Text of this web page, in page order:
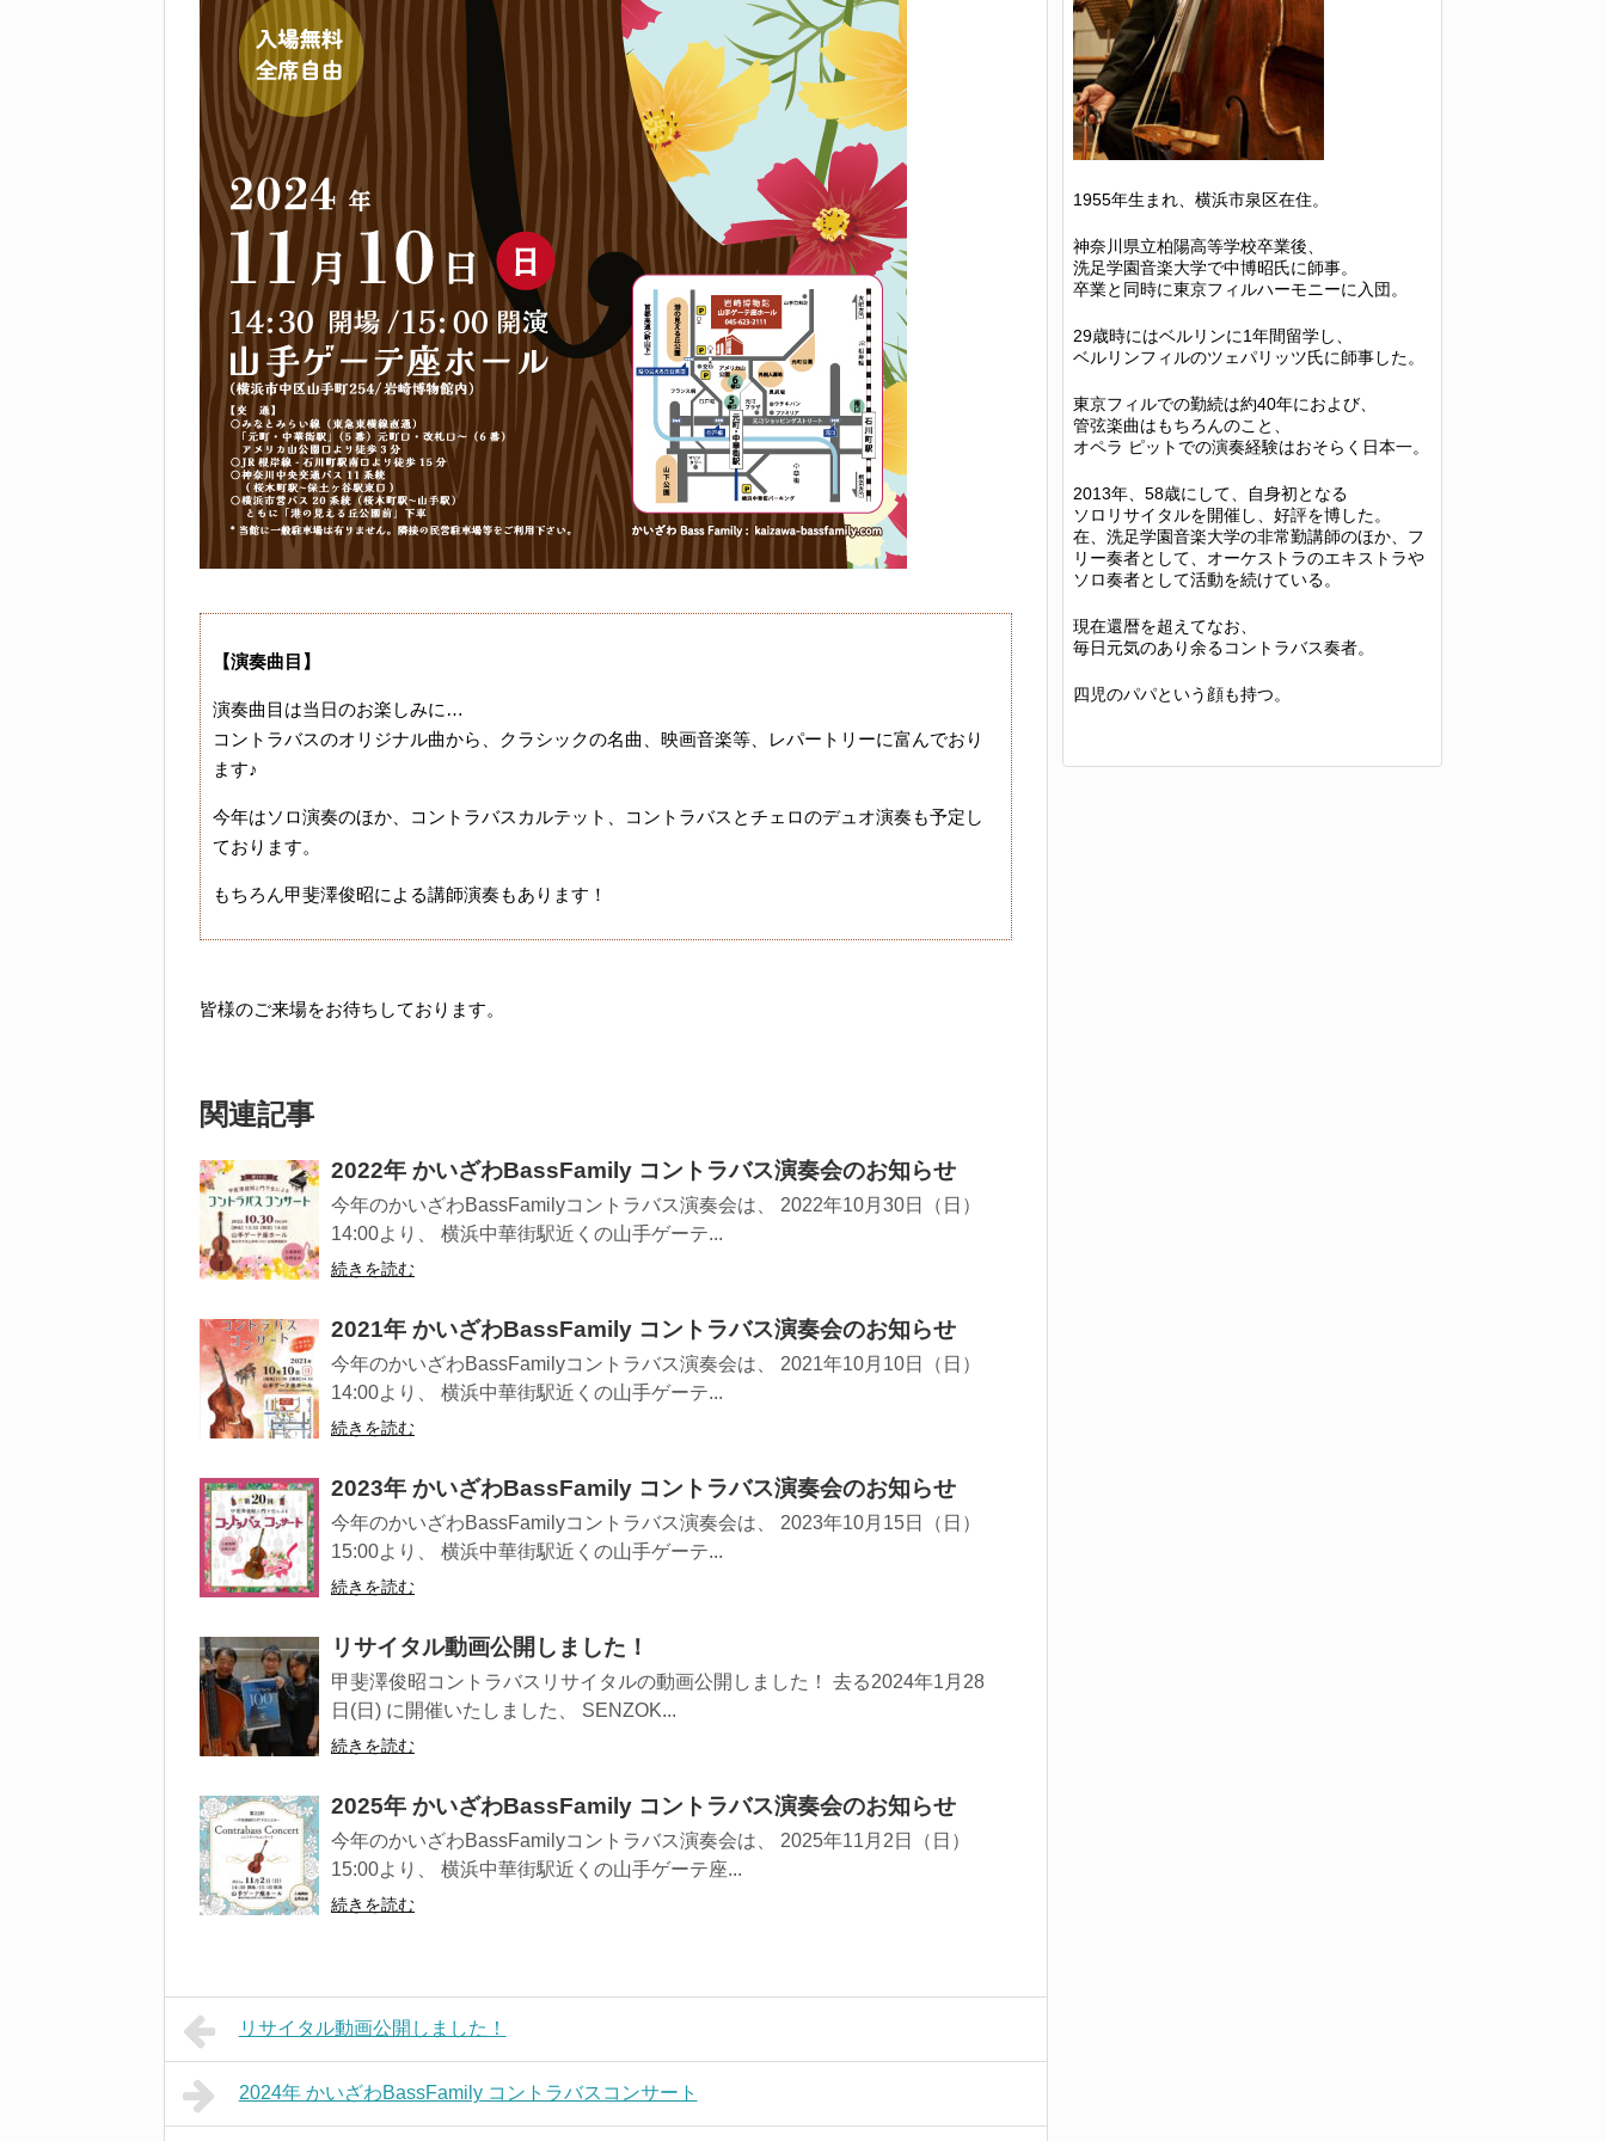
【演奏曲目】
演奏曲目は当日のお楽しみに…
コントラバスのオリジナル曲から、クラシックの名曲、映画音楽等、レパートリーに富んでおり
ます♪
今年はソロ演奏のほか、コントラバスカルテット、コントラバスとチェロのデュオ演奏も予定し
ております。
もちろん甲斐澤俊昭による講師演奏もあります！
皆様のご来場をお待ちしております。
関連記事
2022年 かいざわBassFamily コントラバス演奏会のお知らせ
今年のかいざわBassFamilyコントラバス演奏会は、 2022年10月30日（日）
14:00より、 横浜中華街駅近くの山手ゲーテ...
続きを読む
2021年 かいざわBassFamily コントラバス演奏会のお知らせ
今年のかいざわBassFamilyコントラバス演奏会は、 2021年10月10日（日）
14:00より、 横浜中華街駅近くの山手ゲーテ...
続きを読む
2023年 かいざわBassFamily コントラバス演奏会のお知らせ
今年のかいざわBassFamilyコントラバス演奏会は、 2023年10月15日（日）
15:00より、 横浜中華街駅近くの山手ゲーテ...
続きを読む
リサイタル動画公開しました！
甲斐澤俊昭コントラバスリサイタルの動画公開しました！ 去る2024年1月28
日(日) に開催いたしました、 SENZOK...
続きを読む
2025年 かいざわBassFamily コントラバス演奏会のお知らせ
今年のかいざわBassFamilyコントラバス演奏会は、 2025年11月2日（日）
15:00より、 横浜中華街駅近くの山手ゲーテ座...
続きを読む
リサイタル動画公開しました！
2024年 かいざわBassFamily コントラバスコンサート
1955年生まれ、横浜市泉区在住。
神奈川県立柏陽高等学校卒業後、
洗足学園音楽大学で中博昭氏に師事。
卒業と同時に東京フィルハーモニーに入団。
29歳時にはベルリンに1年間留学し、
ベルリンフィルのツェパリッツ氏に師事した。
東京フィルでの勤続は約40年におよび、
管弦楽曲はもちろんのこと、
オペラ ピットでの演奏経験はおそらく日本一。
2013年、58歳にして、自身初となる
ソロリサイタルを開催し、好評を博した。
在、洗足学園音楽大学の非常勤講師のほか、フ
リー奏者として、オーケストラのエキストラや
ソロ奏者として活動を続けている。
現在還暦を超えてなお、
毎日元気のあり余るコントラバス奏者。
四児のパパという顔も持つ。